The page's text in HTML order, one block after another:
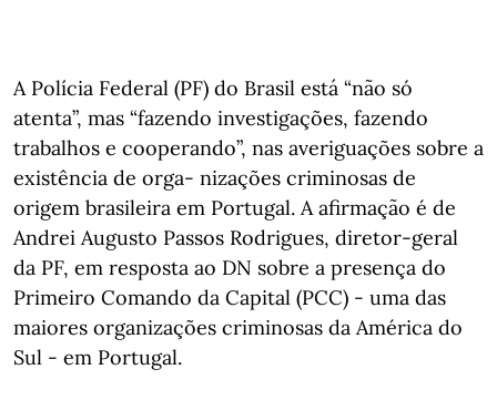
A Polícia Federal (PF) do Brasil está “não só
atenta”, mas “fazendo investigações, fazendo
trabalhos e cooperando”, nas averiguações sobre a
existência de orga- nizações criminosas de
origem brasileira em Portugal. A afirmação é de
Andrei Augusto Passos Rodrigues, diretor-geral
da PF, em resposta ao DN sobre a presença do
Primeiro Comando da Capital (PCC) - uma das
maiores organizações criminosas da América do
Sul - em Portugal.